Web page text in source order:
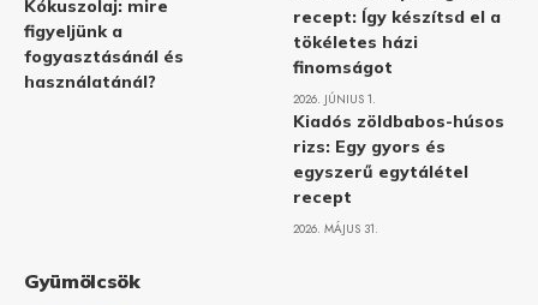
Kókuszolaj: mire
figyeljünk a
fogyasztásánál és
használatánál?
recept: Így készítsd el a
tökéletes házi
finomságot
2026. JÚNIUS 1.
Kiadós zöldbabos-húsos
rizs: Egy gyors és
egyszerű egytálétel
recept
2026. MÁJUS 31.
Gyümölcsök